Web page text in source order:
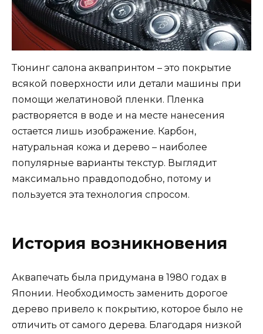
Тюнинг салона аквапринтом – это покрытие
всякой поверхности или детали машины при
помощи желатиновой пленки. Пленка
растворяется в воде и на месте нанесения
остается лишь изображение. Карбон,
натуральная кожа и дерево – наиболее
популярные варианты текстур. Выглядит
максимально правдоподобно, потому и
пользуется эта технология спросом.
История возникновения
Аквапечать была придумана в 1980 годах в
Японии. Необходимость заменить дорогое
дерево привело к покрытию, которое было не
отличить от самого дерева. Благодаря низкой